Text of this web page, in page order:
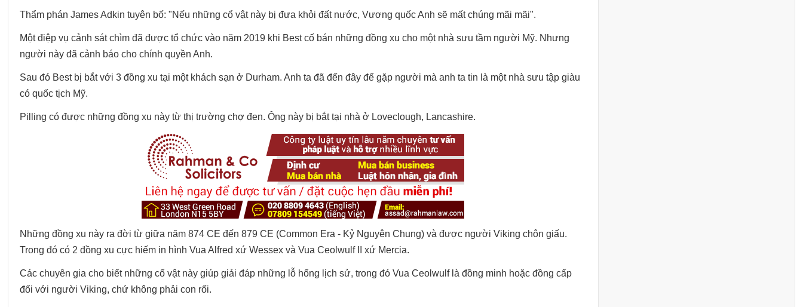
Thẩm phán James Adkin tuyên bố: "Nếu những cổ vật này bị đưa khỏi đất nước, Vương quốc Anh sẽ mất chúng mãi mãi".
Một điệp vụ cảnh sát chìm đã được tổ chức vào năm 2019 khi Best cố bán những đồng xu cho một nhà sưu tầm người Mỹ. Nhưng
người này đã cảnh báo cho chính quyền Anh.
Sau đó Best bị bắt với 3 đồng xu tại một khách sạn ở Durham. Anh ta đã đến đây để gặp người mà anh ta tin là một nhà sưu tập giàu
có quốc tịch Mỹ.
Pilling có được những đồng xu này từ thị trường chợ đen. Ông này bị bắt tại nhà ở Loveclough, Lancashire.
Những đồng xu này ra đời từ giữa năm 874 CE đến 879 CE (Common Era - Kỷ Nguyên Chung) và được người Viking chôn giấu.
Trong đó có 2 đồng xu cực hiếm in hình Vua Alfred xứ Wessex và Vua Ceolwulf II xứ Mercia.
Các chuyên gia cho biết những cổ vật này giúp giải đáp những lỗ hổng lịch sử, trong đó Vua Ceolwulf là đồng minh hoặc đồng cấp
đối với người Viking, chứ không phải con rối.